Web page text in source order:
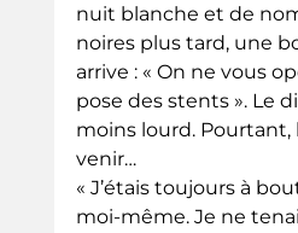
nuit blanche et de
noires plus tard, une
arrive : « On ne vous
pose des stents ». Le
moins lourd. Pourtant,
venir…
« J’étais toujours à
moi-même. Je ne